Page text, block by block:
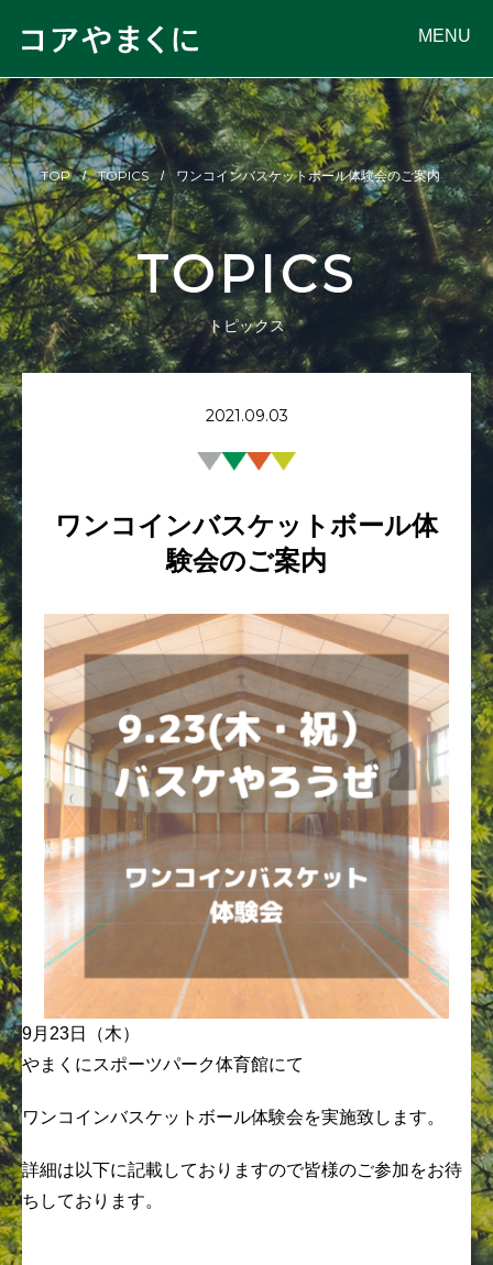
MENU
TOP TOPICS ワンコインバスケットボール体験会のご案内
TOPICS
トピックス
2021.09.03
ワンコインバスケットボール体
験会のご案内
9月23日（木）
やまくにスポーツパーク体育館にて
ワンコインバスケットボール体験会を実施致します。
詳細は以下に記載しておりますので皆様のご参加をお待
ちしております。